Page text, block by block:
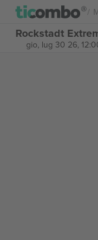
Rockstadt
gio, lug 30 26,